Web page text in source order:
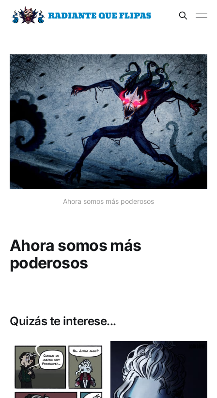
Ahora somos más poderosos
Ahora somos más
poderosos
Quizás te interese...